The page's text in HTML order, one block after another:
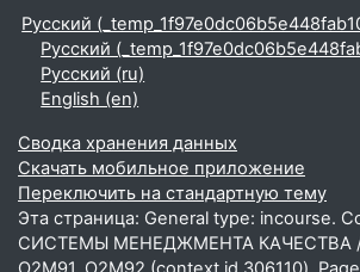
Русский
Русский
Русский ‎(ru)‎
English ‎(en)‎
Сводка хранения данных
Скачать мобильное приложение
Переключить на стандартную тему
Эта страница: General type: incourse.
СИСТЕМЫ МЕНЕДЖМЕНТА КАЧЕСТВА